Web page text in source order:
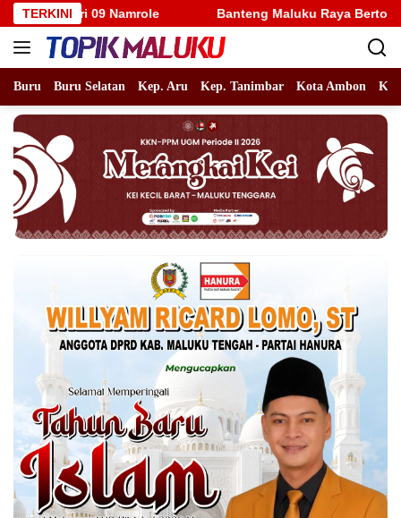
Langsung
ke
konten
TERKINI Banteng Maluku Raya Bertolak ke Putaran
Buru Buru Selatan Kep. Aru Kep. Tanimbar Kota Ambon